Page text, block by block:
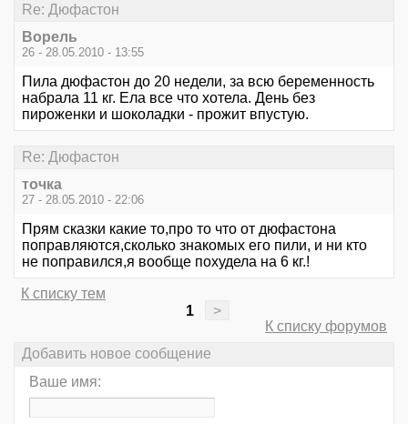
Re: Дюфастон
Ворель
26 - 28.05.2010 - 13:55
Пила дюфастон до 20 недели, за всю беременность
набрала 11 кг. Ела все что хотела. День без
пироженки и шоколадки - прожит впустую.
Re: Дюфастон
точка
27 - 28.05.2010 - 22:06
Прям сказки какие то,про то что от дюфастона
поправляются,сколько знакомых его пили, и ни кто
не поправился,я вообще похудела на 6 кг.!
К списку тем
1
>
К списку форумов
Добавить новое сообщение
Ваше имя: